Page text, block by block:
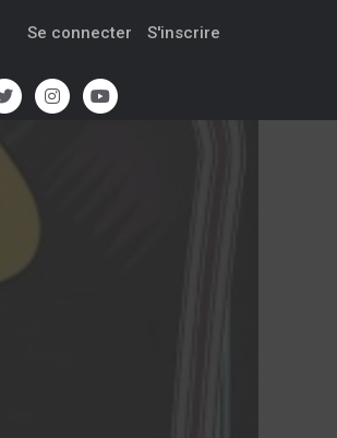
Se connecter S'inscrire